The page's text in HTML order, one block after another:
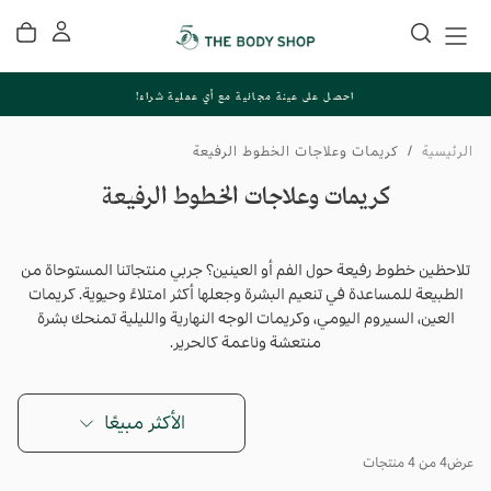
إلى
المحتوى
احصل على عينة مجانية مع أي عملية شراء!
الرئيسية / كريمات وعلاجات الخطوط الرفيعة
كريمات وعلاجات الخطوط الرفيعة
تلاحظين خطوط رفيعة حول الفم أو العينين؟ جربي منتجاتنا المستوحاة من
الطبيعة للمساعدة في تنعيم البشرة وجعلها أكثر امتلاءً وحيوية. كريمات
العين، السيروم اليومي، وكريمات الوجه النهارية والليلية تمنحك بشرة
منتعشة وناعمة كالحرير.
الأكثر مبيعًا
عرض4 من 4 منتجات